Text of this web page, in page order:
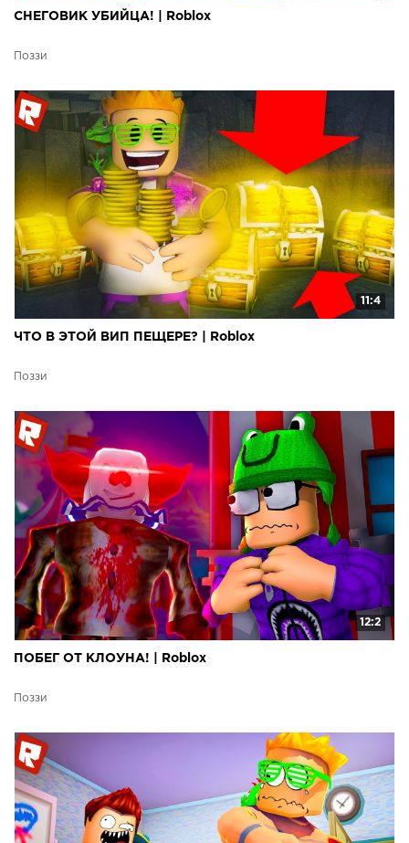
СНЕГОВИК УБИЙЦА! | Roblox
Поззи
11:4
ЧТО В ЭТОЙ ВИП ПЕЩЕРЕ? | Roblox
Поззи
12:2
ПОБЕГ ОТ КЛОУНА! | Roblox
Поззи